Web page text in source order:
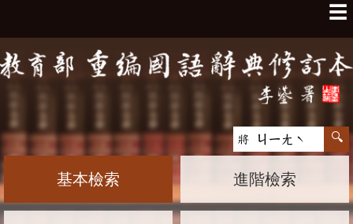
☰
基本檢索 進階檢索